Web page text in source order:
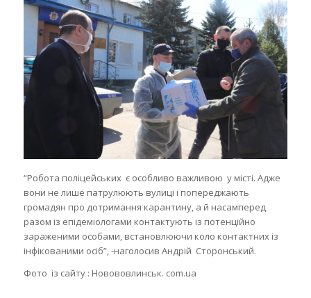
“Робота поліцейських є особливо важливою у місті. Адже
вони не лише патрулюють вулиці і попереджають
громадян про дотримання карантину, а й насамперед
разом із епідеміологами контактують із потенційно
зараженими особами, встановлюючи коло контактних із
інфікованими осіб”, -наголосив Андрій Сторонський.
Фото із сайту : Новововлинськ. соm.ua